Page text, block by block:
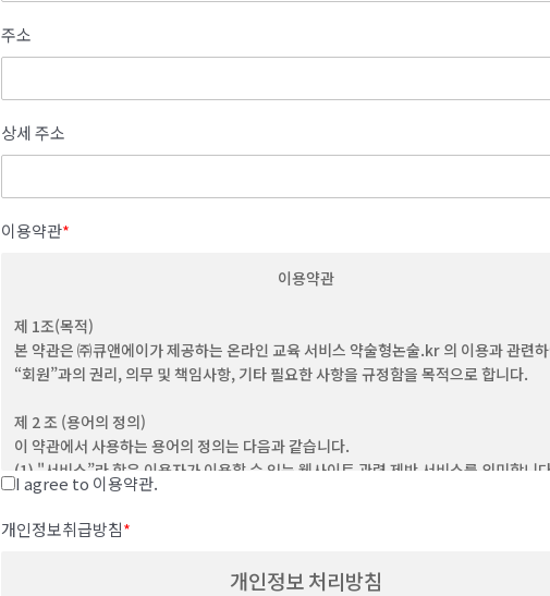
주소
상세 주소
이용약관*
이용약관
제 1조(목적)
본 약관은 ㈜큐앤에이가 제공하는 온라인 교육 서비스 약술형논술.kr 의 이용과 관련
“회원”과의 권리, 의무 및 책임사항, 기타 필요한 사항을 규정함을 목적으로 합니다.
제 2 조 (용어의 정의)
이 약관에서 사용하는 용어의 정의는 다음과 같습니다.
(1) "서비스”라 함은 이용자가 이용할 수 있는 웹사이트 관련 제반 서비스를 의미합니
(2) “이용자”라 함은 회사의 웹사이트에 접속하여 본 약관에 따라 회사가 제공하는 콘텐
제반 서비스를 이용하는 회원 및 비회원을 말합니다.
(3) ‘회원’이라 함은 이 약관에 동의하고 ID를 부여 받은 개인 및 단체를 말합니다.
I agree to 이용약관.
개인정보취급방침*
개인정보 처리방침